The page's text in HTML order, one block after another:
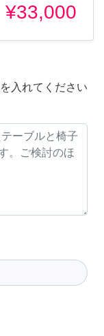
¥33,000
入れてください